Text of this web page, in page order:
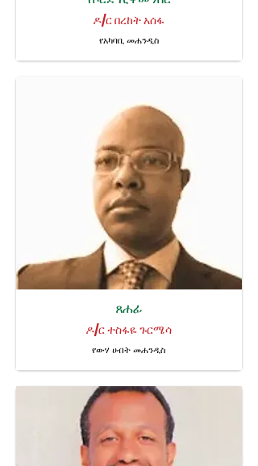
ዶ/ር በረከት አሰፋ
የአካባቢ መሐንዲስ
ጸሐፊ
ዶ/ር ተስፋዬ ጉርሜሳ
የውሃ ሀብት መሐንዲስ